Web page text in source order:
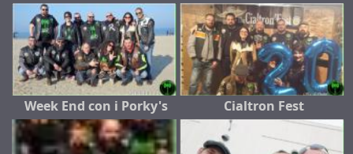
Week End con i Porky's Cialtron Fest